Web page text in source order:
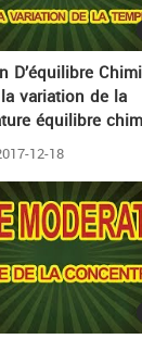
D’équilibre
variation de la
équilibre
12-18